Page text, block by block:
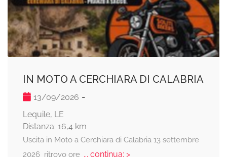
IN MOTO A CERCHIARA DI CALABRIA
13/09/2026 -
Lequile, LE
Distanza: 16,4 km
Uscita in Moto a Cerchiara di Calabria 13 settembre
2026 ritrovo ore... continua: >